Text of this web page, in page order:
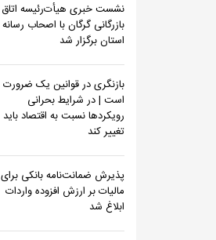
نشست خبری هیأت‌رئیسه اتاق
بازرگانی گرگان با اصحاب رسانه
استان برگزار شد
بازنگری در قوانین یک ضرورت
است | در شرایط بحرانی
رویکردها نسبت به اقتصاد باید
تغییر کند
پذیرش ضمانت‌نامه بانکی برای
مالیات بر ارزش افزوده واردات
ابلاغ شد